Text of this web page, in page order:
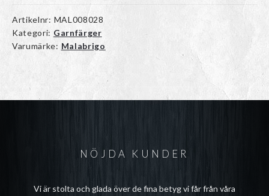
Artikelnr: MAL008028
Kategori: Garnfärger
Varumärke: Malabrigo
NÖJDA KUNDER
Vi är stolta och glada över de fina betyg vi får från våra